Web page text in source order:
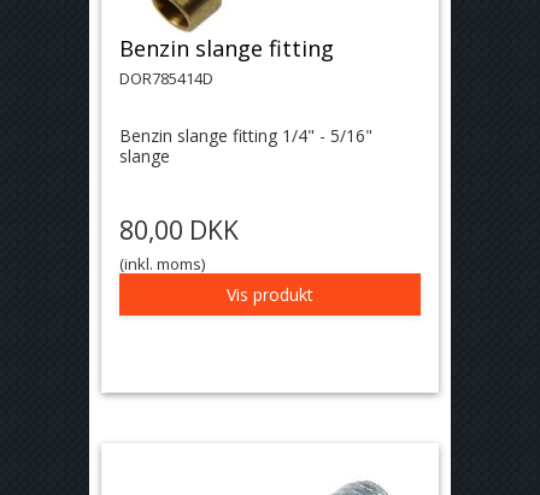
Benzin slange fitting
DOR785414D
Benzin slange fitting 1/4" - 5/16"
slange
80,00 DKK
(inkl. moms)
Vis produkt